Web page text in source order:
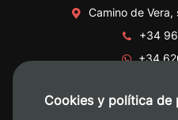
Camino de
+34
+34
Cookies y política de